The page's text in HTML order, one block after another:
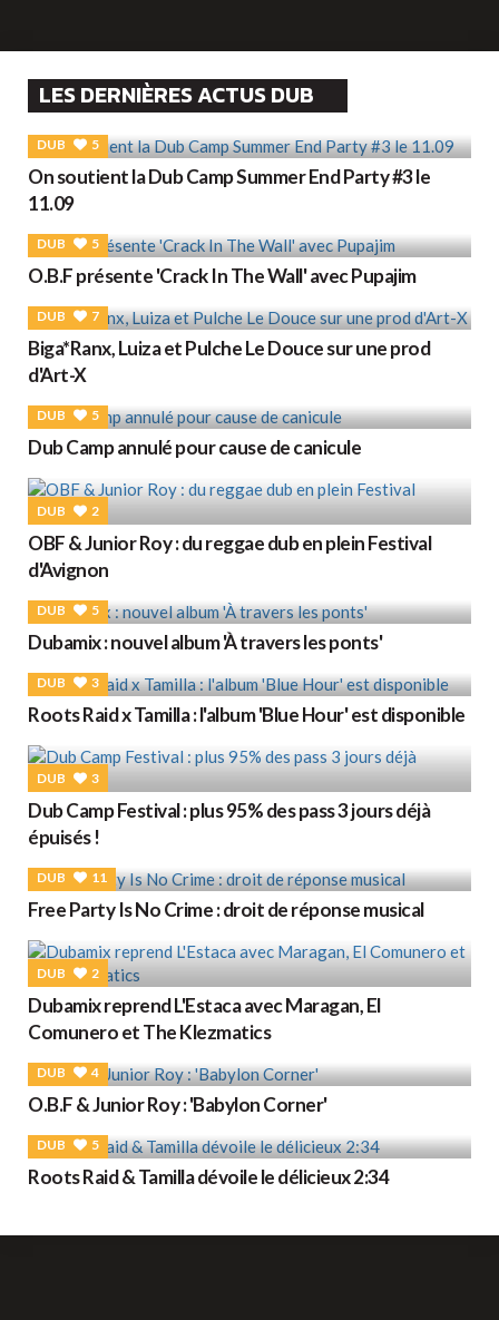
LES DERNIÈRES ACTUS DUB
DUB 5
On soutient la Dub Camp Summer End Party #3 le
11.09
DUB 5
O.B.F présente 'Crack In The Wall' avec Pupajim
DUB 7
Biga*Ranx, Luiza et Pulche Le Douce sur une prod
d'Art-X
DUB 5
Dub Camp annulé pour cause de canicule
DUB 2
OBF & Junior Roy : du reggae dub en plein Festival
d'Avignon
DUB 5
Dubamix : nouvel album 'À travers les ponts'
DUB 3
Roots Raid x Tamilla : l'album 'Blue Hour' est disponible
DUB 3
Dub Camp Festival : plus 95% des pass 3 jours déjà
épuisés !
DUB 11
Free Party Is No Crime : droit de réponse musical
DUB 2
Dubamix reprend L'Estaca avec Maragan, El
Comunero et The Klezmatics
DUB 4
O.B.F & Junior Roy : 'Babylon Corner'
DUB 5
Roots Raid & Tamilla dévoile le délicieux 2:34